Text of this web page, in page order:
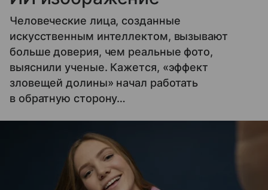
Человеческие лица, созданные
искусственным интеллектом, вызывают
больше доверия, чем реальные фото,
выяснили ученые. Кажется, «эффект
зловещей долины» начал работать
в обратную сторону…